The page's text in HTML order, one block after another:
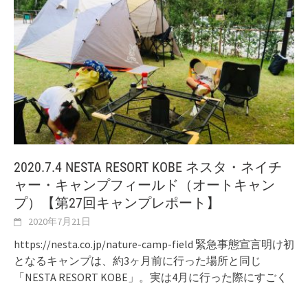
2020.7.4 NESTA RESORT KOBE ネスタ・ネイチ
ャー・キャンプフィールド（オートキャン
プ）【第27回キャンプレポート】
2020年7月21日
https://nesta.co.jp/nature-camp-field 緊急事態宣言明け初
となるキャンプは、約3ヶ月前に行った場所と同じ
「NESTA RESORT KOBE」。実は4月に行った際にすごく